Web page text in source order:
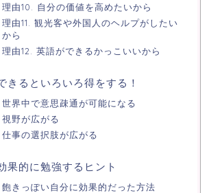
理由10. 自分の価値を高めたいから
理由11. 観光客や外国人のヘルプがしたい
から
理由12. 英語ができるかっこいいから
きるといろいろ得をする！
世界中で意思疎通が可能になる
視野が広がる
仕事の選択肢が広がる
果的に勉強するヒント
飽きっぽい自分に効果的だった方法